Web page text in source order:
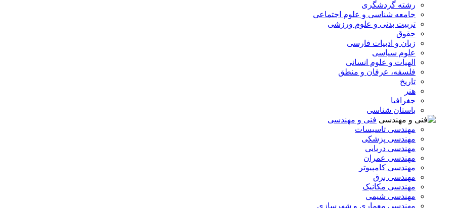
رشته گردشگری
جامعه شناسی و علوم اجتماعی
تربیت بدنی و علوم ورزشی
حقوق
زبان و ادبیات فارسی
علوم سیاسی
الهیات و علوم انسانی
فلسفه، عرفان و منطق
تاریخ
هنر
جغرافیا
باستان شناسی
فنی و مهندسی
مهندسی تاسیسات
مهندسی پزشکی
مهندسی دریایی
مهندسی عمران
مهندسی کامپیوتر
مهندسی برق
مهندسی مکانیک
مهندسی شیمی
مهندسی معماری و شهرسازی